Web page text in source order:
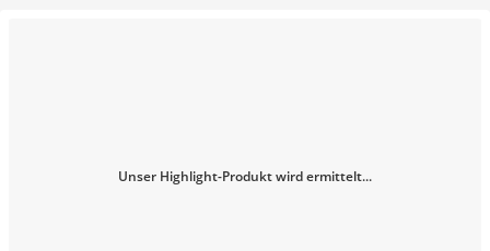
Unser Highlight-Produkt wird ermittelt...